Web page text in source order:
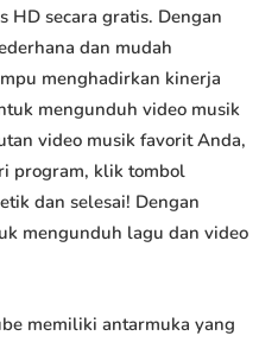
HD secara gratis. Dengan
dan mudah
menghadirkan kinerja
mengunduh video musik
video musik favorit Anda,
program, klik tombol
dan selesai! Dengan
mengunduh lagu dan video
memiliki antarmuka yang